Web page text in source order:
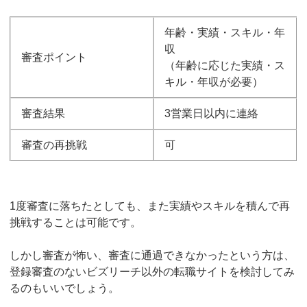
審査ポイント
年齢・実績・スキル・年
収
（年齢に応じた実績・ス
キル・年収が必要）
審査結果 3営業日以内に連絡
審査の再挑戦 可
1度審査に落ちたとしても、また実績やスキルを積んで再
挑戦することは可能です。
しかし審査が怖い、審査に通過できなかったという方は、
登録審査のないビズリーチ以外の転職サイトを検討してみ
るのもいいでしょう。